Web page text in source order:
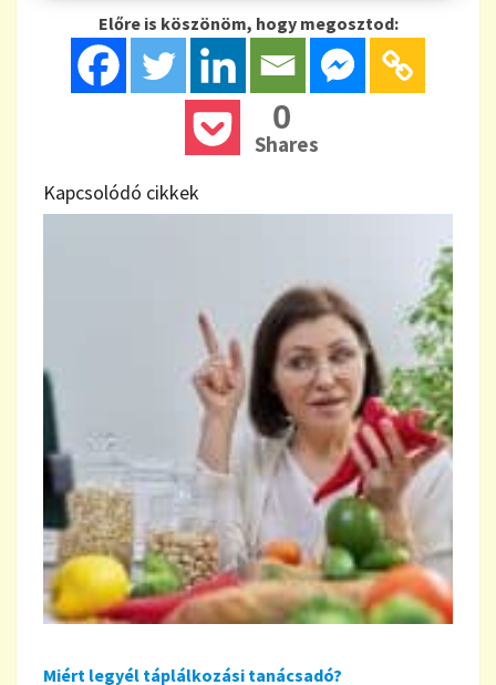
Előre is köszönöm, hogy megosztod:
0
Shares
Kapcsolódó cikkek
Miért legyél táplálkozási tanácsadó?